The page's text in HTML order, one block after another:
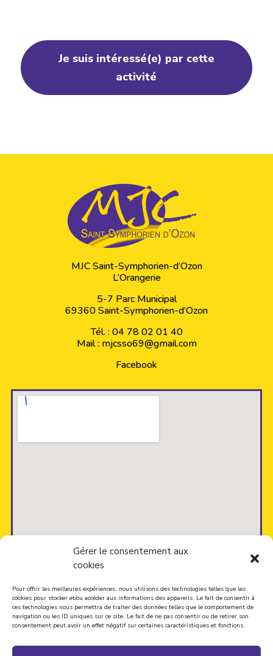
Gérer le consentement aux
cookies
Pour offrir les meilleures expériences, nous utilisons des technologies telles que les
cookies pour stocker et/ou accéder aux informations des appareils. Le fait de consentir à
ces technologies nous permettra de traiter des données telles que le comportement de
navigation ou les ID uniques sur ce site. Le fait de ne pas consentir ou de retirer son
consentement peut avoir un effet négatif sur certaines caractéristiques et fonctions.
Je suis intéressé(e) par cette
activité
MJC Saint-Symphorien-d’Ozon
L’Orangerie
5-7 Parc Municipal
69360 Saint-Symphorien-d’Ozon
Tél. : 04 78 02 01 40
Mail : mjcsso69@gmail.com
Facebook
Accueil|Toutes les activités|Contact